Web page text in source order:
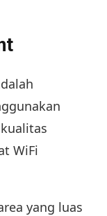
WiFi
yang luas